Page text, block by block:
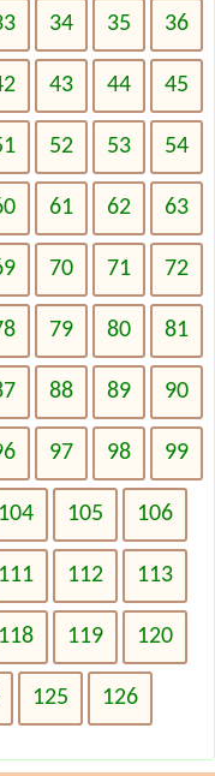
34 35 36
43 44 45
52 53 54
61 62 63
70 71 72
79 80 81
88 89 90
97 98 99
104 105 106
111 112 113
118 119 120
125 126